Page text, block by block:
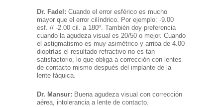
Dr. Fadel: Cuando el error esférico es mucho
mayor que el error cilíndrico. Por ejemplo: -9.00
esf. // -2.00 cil. a 180º. También doy preferencia
cuando la agudeza visual es 20/50 o mejor. Cuando
el astigmatismo es muy asimétrico y arriba de 4.00
dioptrías el resultado refractivo no es tan
satisfactorio, lo que obliga a corrección con lentes
de contacto mismo después del implante de la
lente fáquica.
Dr. Mansur: Buena agudeza visual con corrección
aérea, intolerancia a lente de contacto.